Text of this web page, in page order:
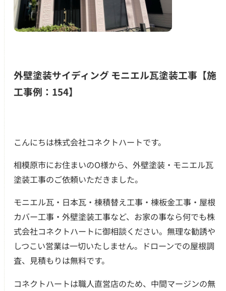
つのお約束
クチコミ
外壁塗装サイディング モニエル瓦塗装工事【施
工事例：154】
こんにちは株式会社コネクトハートです。
相模原市にお住まいのO様から、外壁塗装・モニエル瓦
塗装工事のご依頼いただきました。
モニエル瓦・日本瓦・棟積替え工事・棟板金工事・屋根
カバー工事・外壁塗装工事など、お家の事なら何でも株
式会社コネクトハートに御相談ください。無理な勧誘や
しつこい営業は一切いたしません。ドローンでの屋根調
査、見積もりは無料です。
コネクトハートは職人直営店のため、中間マージンの無